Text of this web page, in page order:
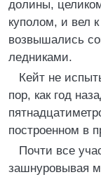
долины,
куполом, и вел
возвышались
ледниками.
Кейт не
пор, как год
построенном в
Почти все
зашнуровывая